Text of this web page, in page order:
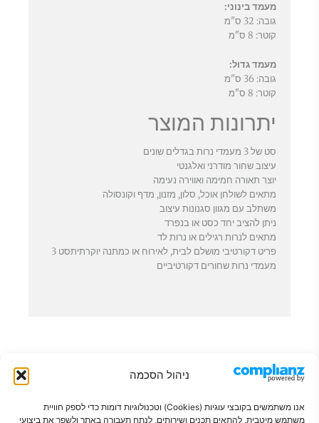
ניהול הסכמה
אנו משתמשים בקובצי עוגיות (Cookies) וטכנולוגיות דומות כדי לספק חוויית
משתמש מיטבית, להתאים תכנים ושירותים, לנתח תעבורה באתר ולשפר את ביצועי
מעמד בינוני:
גובה: 32 ס"מ
קוטר: 8 ס"מ
מעמד גדול:
גובה: 36 ס"מ
קוטר: 8 ס"מ
יתרונות המוצר
סט של 3 מעמדי נרות בגדלים שונים
עיצוב שחור מודרני ואלגנטי
יוצר תאורה חמימה ואווירה נעימה
מתאים לשולחן אוכל, סלון, מזנון, מדף וקונסולה
משתלב עם מגוון סגנונות עיצוב
ניתן להציב יחד כסט או בנפרד
מתאים לנרות רגילים או נרות לד
פריט דקורטיבי מושלם לבית, לאירוח או כמתנה יוקרתיתסט 3
מעמדי נרות שחורים דקורטיביים